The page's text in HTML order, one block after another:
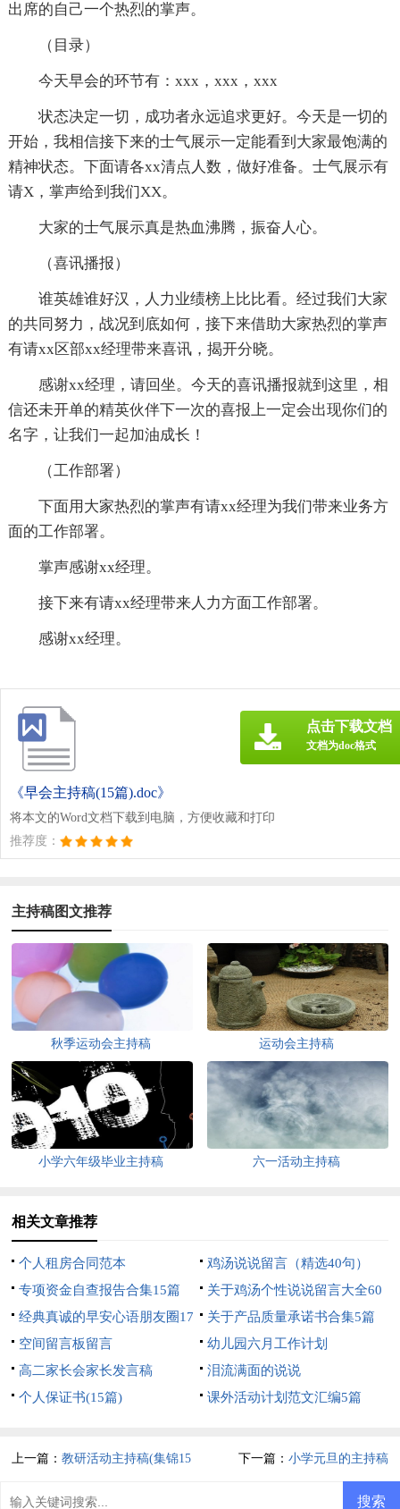
出席的自己一个热烈的掌声。
（目录）
今天早会的环节有：xxx，xxx，xxx
状态决定一切，成功者永远追求更好。今天是一切的
开始，我相信接下来的士气展示一定能看到大家最饱满的
精神状态。下面请各xx清点人数，做好准备。士气展示有
请X，掌声给到我们XX。
大家的士气展示真是热血沸腾，振奋人心。
（喜讯播报）
谁英雄谁好汉，人力业绩榜上比比看。经过我们大家
的共同努力，战况到底如何，接下来借助大家热烈的掌声
有请xx区部xx经理带来喜讯，揭开分晓。
感谢xx经理，请回坐。今天的喜讯播报就到这里，相
信还未开单的精英伙伴下一次的喜报上一定会出现你们的
名字，让我们一起加油成长！
（工作部署）
下面用大家热烈的掌声有请xx经理为我们带来业务方
面的工作部署。
掌声感谢xx经理。
接下来有请xx经理带来人力方面工作部署。
感谢xx经理。
《早会主持稿(15篇).doc》
将本文的Word文档下载到电脑，方便收藏和打印
推荐度：
点击下载文档
文档为doc格式
主持稿图文推荐
秋季运动会主持稿 运动会主持稿
小学六年级毕业主持稿 六一活动主持稿
相关文章推荐
个人租房合同范本
鸡汤说说留言（精选40句）
专项资金自查报告合集15篇
关于鸡汤个性说说留言大全60
句
经典真诚的早安心语朋友圈17
条
关于产品质量承诺书合集5篇
空间留言板留言
幼儿园六月工作计划
高二家长会家长发言稿
泪流满面的说说
个人保证书(15篇)
课外活动计划范文汇编5篇
上一篇：教研活动主持稿(集锦15 下一篇： 小学元旦的主持稿